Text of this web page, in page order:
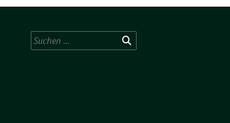
Suchen
nach: